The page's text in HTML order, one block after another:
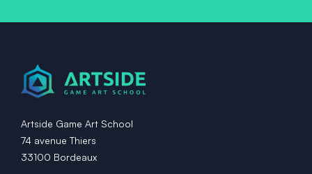
Artside Game Art School
74 avenue Thiers
33100 Bordeaux